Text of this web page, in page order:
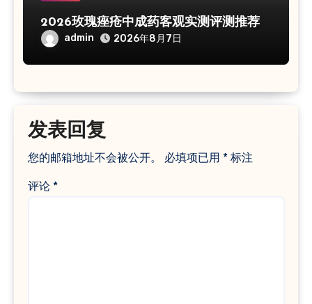
2026玫瑰痤疮中成药客观实测评测推荐
admin 2026年8月7日
发表回复
您的邮箱地址不会被公开。 必填项已用 *标注
评论 *